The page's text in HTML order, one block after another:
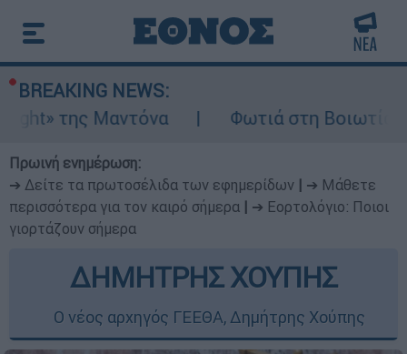
BREAKING NEWS:
Μαντόνα
Φωτιά στη Βοιωτία: Ίση με έξι
Πρωινή ενημέρωση:
➔ Δείτε τα πρωτοσέλιδα των εφημερίδων
➔ Μάθετε
περισσότερα για τον καιρό σήμερα
➔ Εορτολόγιο: Ποιοι
γιορτάζουν σήμερα
ΔΗΜΗΤΡΗΣ ΧΟΥΠΗΣ
O νέος αρχηγός ΓΕΕΘΑ, Δημήτρης Χούπης